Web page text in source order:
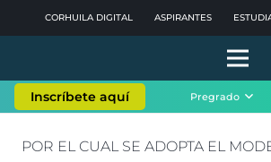
CORHUILA DIGITAL ASPIRANTES
Inscríbete aquí Pregrado
POR EL CUAL SE ADOPTA EL